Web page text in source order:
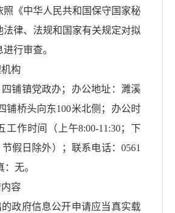
照《中华人民共和国保守国家秘
法律、法规和国家有关规定对拟
行审查。
机构
四铺镇党政办；办公地址：濉溪
铺桥头向东100米北侧 ；办公时
工作时间（上午8:00-11:30；下
节假日除外）；联系电话：0561
：无。
内容
政府信息公开申请应当真实载